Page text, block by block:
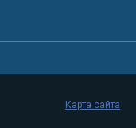
Карта сайта